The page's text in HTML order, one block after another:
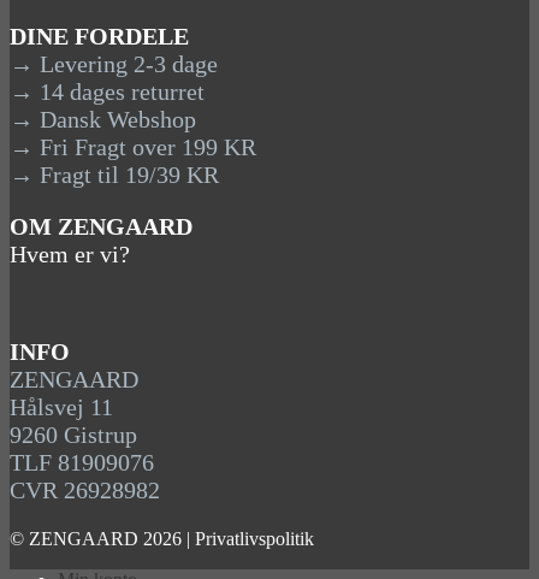
DINE FORDELE
→ Levering 2-3 dage
→ 14 dages returret
→ Dansk Webshop
→ Fri Fragt over 199 KR
→ Fragt til 19/39 KR
OM ZENGAARD
Hvem er vi?
INFO
ZENGAARD
Hålsvej 11
9260 Gistrup
TLF 81909076
CVR 26928982
© ZENGAARD 2026 | Privatlivspolitik